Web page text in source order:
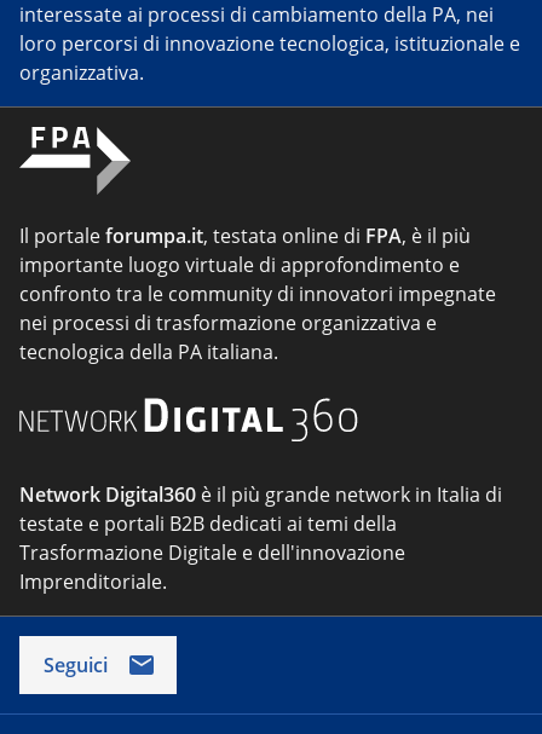
interessate ai processi di cambiamento della PA, nei
loro percorsi di innovazione tecnologica, istituzionale e
organizzativa.
Il portaleforumpa.it, testata online di FPA, è il più
importante luogo virtuale di approfondimento e
confronto tra le community di innovatori impegnate
nei processi di trasformazione organizzativa e
tecnologica della PA italiana.
Network Digital360 è il più grande network in Italia di
testate e portali B2B dedicati ai temi della
Trasformazione Digitale e dell'innovazione
Imprenditoriale.
Seguici